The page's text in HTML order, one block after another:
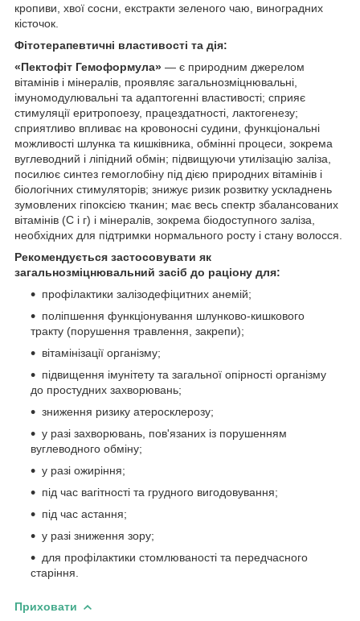
кропиви, хвої сосни, екстракти зеленого чаю, виноградних
кісточок.
Фітотерапевтичні властивості та дія:
«Пектофіт Гемоформула» — є природним джерелом
вітамінів і мінералів, проявляє загальнозміцнювальні,
імуномодулювальні та адаптогенні властивості; сприяє
стимуляції еритропоезу, працездатності, лактогенезу;
сприятливо впливає на кровоносні судини, функціональні
можливості шлунка та кишківника, обмінні процеси, зокрема
вуглеводний і ліпідний обмін; підвищуючи утилізацію заліза,
посилює синтез гемоглобіну під дією природних вітамінів і
біологічних стимуляторів; знижує ризик розвитку ускладнень
зумовлених гіпоксією тканин; має весь спектр збалансованих
вітамінів (С і г) і мінералів, зокрема біодоступного заліза,
необхідних для підтримки нормального росту і стану волосся.
Рекомендується застосовувати як
загальнозміцнювальний засіб до раціону для:
профілактики залізодефіцитних анемій;
поліпшення функціонування шлунково-кишкового
тракту (порушення травлення, закрепи);
вітамінізації організму;
підвищення імунітету та загальної опірності організму
до простудних захворювань;
зниження ризику атеросклерозу;
у разі захворювань, пов'язаних із порушенням
вуглеводного обміну;
у разі ожиріння;
під час вагітності та грудного вигодовування;
під час астання;
у разі зниження зору;
для профілактики стомлюваності та передчасного
старіння.
Приховати